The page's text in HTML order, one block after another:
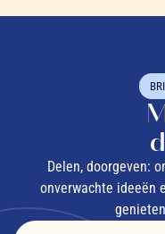
Delen, doorgeven:
onverwachte ideeën